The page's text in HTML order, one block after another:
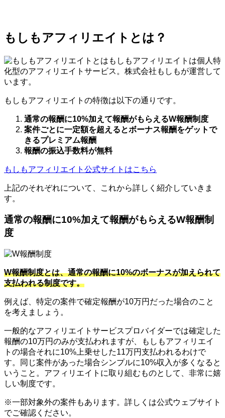
もしもアフィリエイトとは？
もしもアフィリエイトは個人特
化型のアフィリエイトサービス。株式会社もしもが運営して
います。
もしもアフィリエイトの特徴は以下の通りです。
通常の報酬に10%加えて報酬がもらえるW報酬制度
案件ごとに一定額を超えるとボーナス報酬をゲットで
きるプレミアム報酬
報酬の振込手数料が無料
もしもアフィリエイト公式サイトはこちら
上記のそれぞれについて、これから詳しく紹介していきま
す。
通常の報酬に10%加えて報酬がもらえるW報酬制
度
W報酬制度とは、通常の報酬に10%のボーナスが加えられて
支払われる制度です。
例えば、特定の案件で確定報酬が10万円だった場合のこと
を考えましょう。
一般的なアフィリエイトサービスプロバイダーでは確定した
報酬の10万円のみが支払われますが、もしもアフィリエイ
トの場合それに10%上乗せした11万円支払われるわけで
す。同じ案件があった場合シンプルに10%収入が多くなると
いうこと。アフィリエイトに取り組むものとして、非常に嬉
しい制度です。
※一部対象外の案件もあります。詳しくは公式ウェブサイト
でご確認ください。